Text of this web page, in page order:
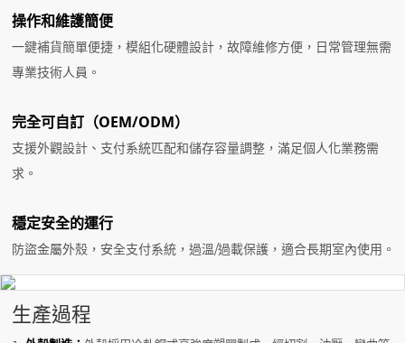
操作和維護簡便
一鍵補貨簡單便捷，模組化硬體設計，故障維修方便，日常管理無需
專業技術人員。
完全可自訂（OEM/ODM）
支援外觀設計、支付系統匹配和儲存容量調整，滿足個人化業務需
求。
穩定安全的運行
防盜金屬外殼，安全支付系統，過溫/過載保護，適合長期室內使用。
生產過程